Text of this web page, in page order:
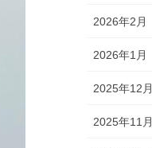
2026年2月
2026年1月
2025年12月
2025年11月